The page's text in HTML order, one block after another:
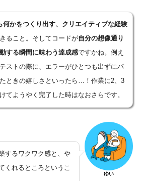
何かをつくり出す、クリエイティブな経験
ること。そしてコードが自分の想像通り
する瞬間に味わう達成感ですかね。例え
ストの際に、エラーがひとつも出ずにパ
ときの嬉しさといったら…！作業に2、3
てようやく完了した時はなおさらです。
するワクワク感と、や
くれるところというこ
ゆい